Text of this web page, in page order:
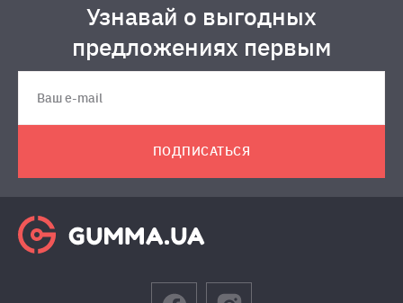
Узнавай о выгодных
предложениях первым
ПОДПИСАТЬСЯ